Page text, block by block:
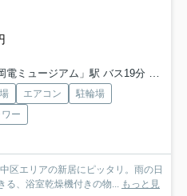
アム」駅 バス19分 「四軒屋」 停歩3分
エアコン
駐輪場
ー
区エリアの新居にピッタリ。雨の日
、浴室乾燥機付きの物...
もっと見